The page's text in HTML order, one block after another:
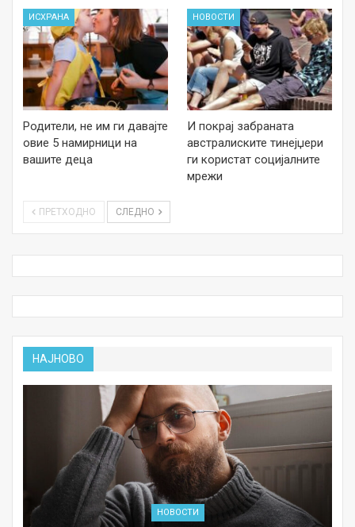
ИСХРАНА
Родители, не им ги давајте
овие 5 намирници на
вашите деца
НОВОСТИ
И покрај забраната
австралиските тинејџери
ги користат социјалните
мрежи
ПРЕТХОДНО СЛЕДНО
НАЈНОВО
НОВОСТИ